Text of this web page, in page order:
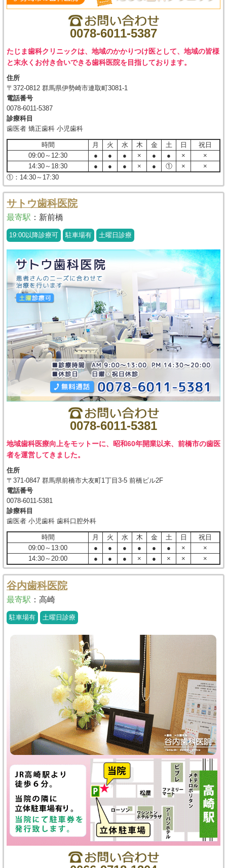
0078-6011-5387
たじま歯科クリニックは、地域のかかりつけ医として、地域の皆様
と末永くお付き合いできる歯科医院を目指しております。
住所
〒372-0812 群馬県伊勢崎市連取町3081-1
電話番号
0078-6011-5387
診療科目
歯医者 矯正歯科 小児歯科
時間 月 火 水 木 金 土 日
祝日
09:00～12:30
● ● ● × ● ● ×
×
14:30～18:30
● ● ● × ● ① ×
×
①：14:30～17:30
サトウ歯科医院
最寄駅 ： 新前橋
19:00以降診療可 駐車場有 土曜日診療
0078-6011-5381
地域歯科医療向上をモットーに、昭和60年開業以来、前橋市の歯医
者を運営してきました。
住所
〒371-0847 群馬県前橋市大友町1丁目3-5 前橋ビル2F
電話番号
0078-6011-5381
診療科目
歯医者 小児歯科 歯科口腔外科
時間 月 火 水 木 金 土 日
祝日
09:00～13:00
● ● ● ● ● ● ×
×
14:30～20:00
● ● ● × ● × × ×
谷内歯科医院
最寄駅 ： 高崎
駐車場有 土曜日診療